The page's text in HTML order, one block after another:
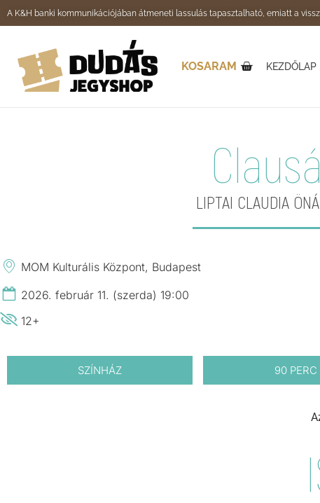
A K&H banki kommunikációjában átmeneti lassulás tapasztalható, emiatt a
KOSARAM KEZDŐLAP
LIPTAI CLAUDIA
MOM Kulturális Központ, Budapest
2026. február 11. (szerda) 19:00
12+
SZÍNHÁZ 90 PERC